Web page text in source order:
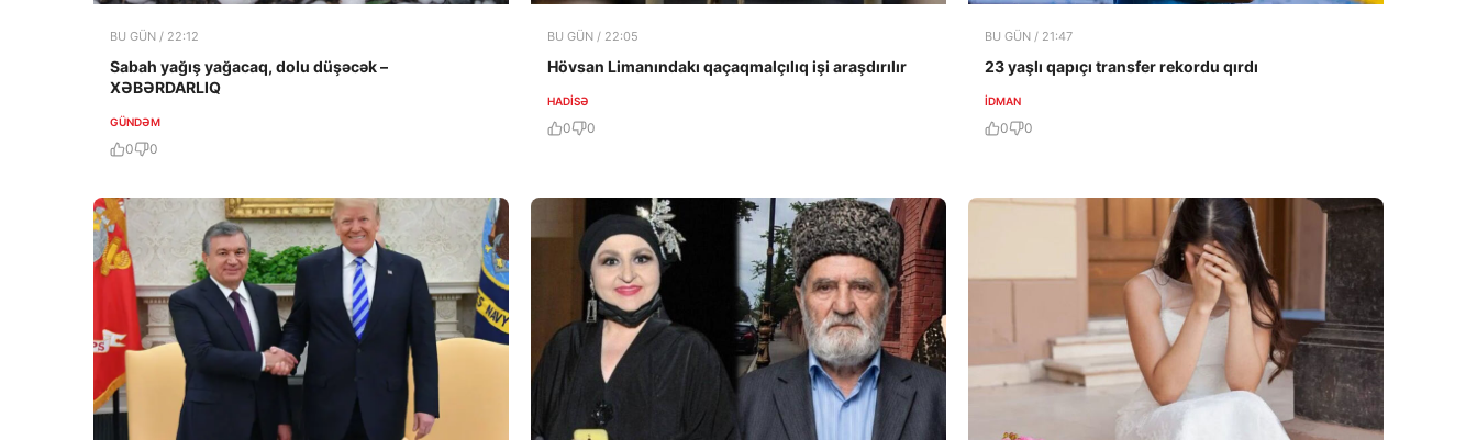
BU GÜN / 22:12
Sabah yağış yağacaq, dolu düşəcək –
XƏBƏRDARLIQ
GÜNDƏM
0 0
BU GÜN / 22:05
Hövsan Limanındakı qaçaqmalçılıq işi araşdırılır
HADISƏ
0 0
BU GÜN / 21:47
23 yaşlı qapıçı transfer rekordu qırdı
İDMAN
0 0